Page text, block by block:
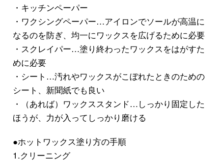
・キッチンペーパー
・ワクシングペーパー…アイロンでソールが高温に
なるのを防ぎ、均一にワックスを広げるために必要
・スクレイパー…塗り終わったワックスをはがすた
めに必要
・シート…汚れやワックスがこぼれたときのための
シート、新聞紙でも良い
・（あれば）ワックススタンド…しっかり固定した
ほうが、力が入ってしっかり磨ける
●ホットワックス塗り方の手順
1.クリーニング